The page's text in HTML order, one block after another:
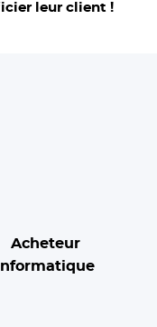
leur client !
Acheteur